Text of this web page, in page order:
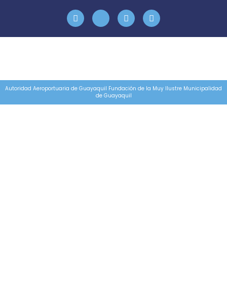
Autoridad Aeroportuaria de Guayaquil Fundación de la Muy Ilustre Municipalidad
de Guayaquil